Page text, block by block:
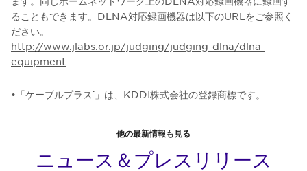
ることもできます。DLNA対応録画機器は以下のURLをご参照く
ださい。
http://www.jlabs.or.jp/judging/judging-dlna/dlna-
equipment
•「ケーブルプラス ® 」は、KDDI株式会社の登録商標です。
他の最新情報も見る
ニュース＆プレスリリース